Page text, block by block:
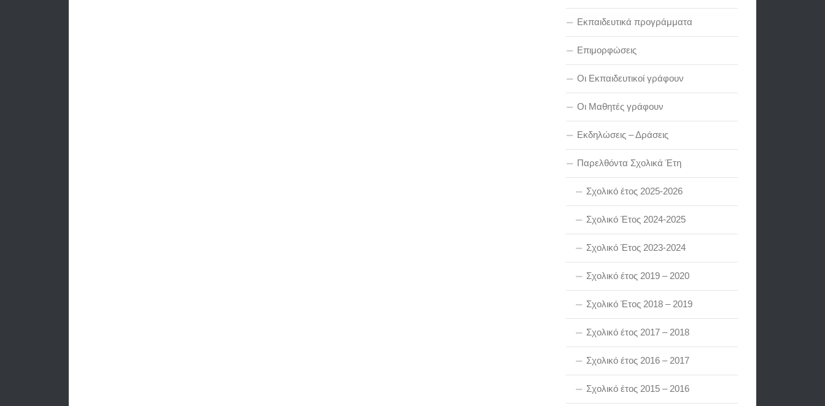
Εκπαιδευτικά προγράμματα
Επιμορφώσεις
Οι Εκπαιδευτικοί γράφουν
Οι Μαθητές γράφουν
Εκδηλώσεις – Δράσεις
Παρελθόντα Σχολικά Έτη
Σχολικό έτος 2025-2026
Σχολικό Έτος 2024-2025
Σχολικό Έτος 2023-2024
Σχολικό έτος 2019 – 2020
Σχολικό Έτος 2018 – 2019
Σχολικό έτος 2017 – 2018
Σχολικό έτος 2016 – 2017
Σχολικό έτος 2015 – 2016